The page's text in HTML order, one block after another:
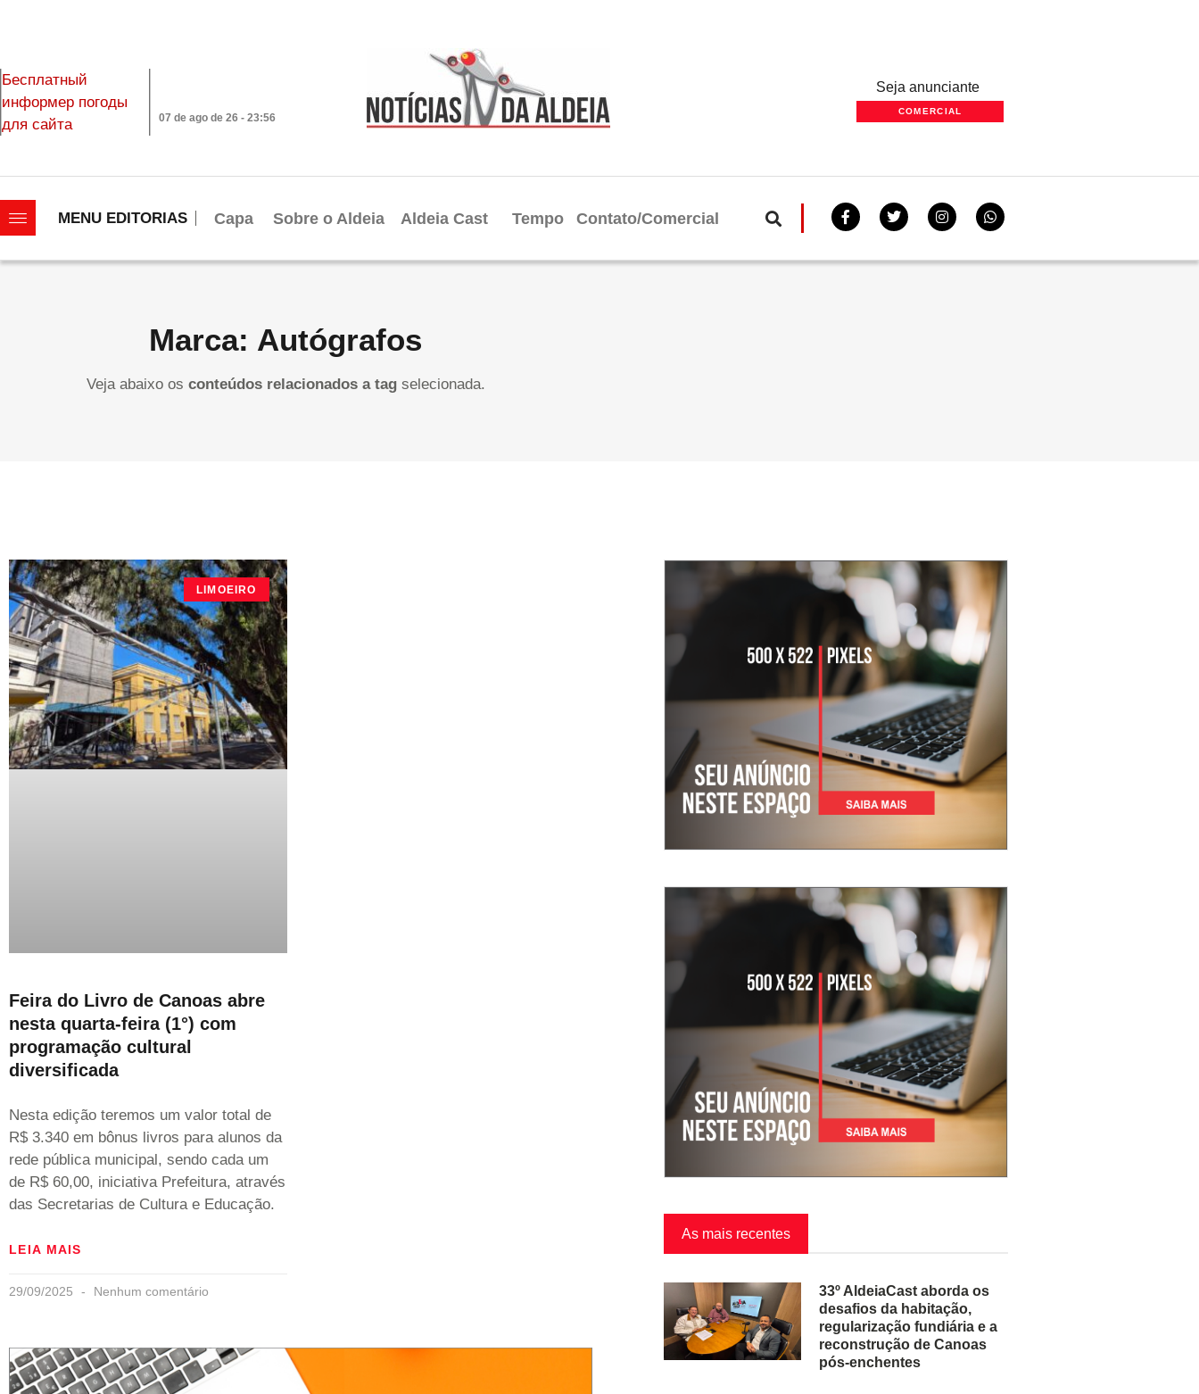
Бесплатный
информер погоды
для сайта
07 de ago de 26 - 23:56
Seja anunciante
COMERCIAL
MENU EDITORIAS Capa Sobre o Aldeia Aldeia Cast Tempo Contato/Comercial
Marca: Autógrafos
Veja abaixo os conteúdos relacionados a tagselecionada.
LIMOEIRO
Feira do Livro de Canoas abre
nesta quarta-feira (1°) com
programação cultural
diversificada
Nesta edição teremos um valor total de
R$ 3.340 em bônus livros para alunos da
rede pública municipal, sendo cada um
de R$ 60,00, iniciativa Prefeitura, através
das Secretarias de Cultura e Educação.
LEIA MAIS
29/09/2025 Nenhum comentário
As mais recentes
33º AldeiaCast aborda os
desafios da habitação,
regularização fundiária e a
reconstrução de Canoas
pós-enchentes